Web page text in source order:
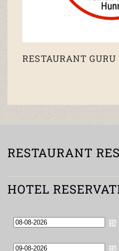
RESTAURANT GURU
RESTAURANT
HOTEL